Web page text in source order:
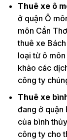
Thuê xe ô
ở quận Ô
môn Cần
thuê xe
loại từ ô
khảo các
công ty
Thuê xe
đang ở quận
của bình
công ty cho